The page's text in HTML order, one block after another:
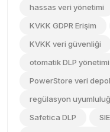
hassas veri yönetimi
KVKK GDPR Erişim
KVKK veri güvenliği
otomatik DLP yönetimi
PowerStore veri
regülasyon
Safetica DLP